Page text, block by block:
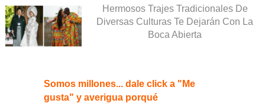
Hermosos Trajes Tradicionales De
Diversas Culturas Te Dejarán Con La
Boca Abierta
Somos millones... dale click a "Me
gusta" y averigua porqué